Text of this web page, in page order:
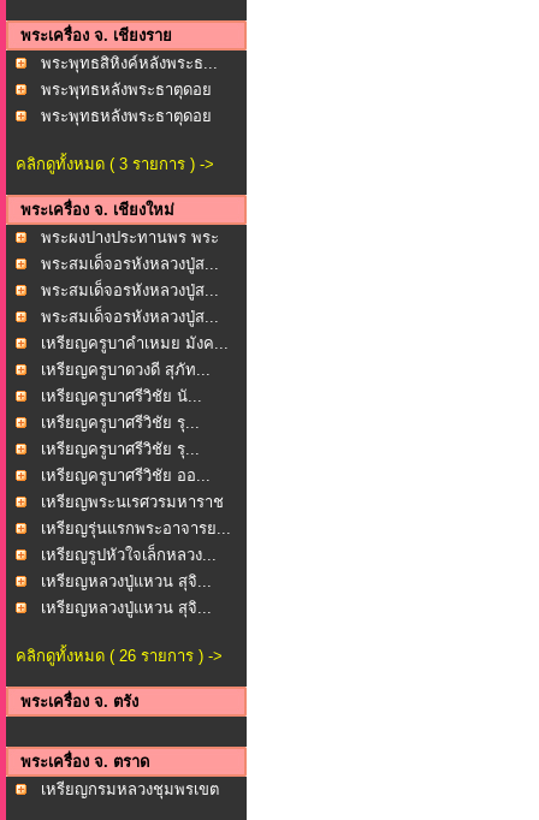
พระเครื่อง จ. เชียงราย
พระพุทธสิหิงค์หลังพระธ...
พระพุทธหลังพระธาตุดอย
ต...
พระพุทธหลังพระธาตุดอย
คลิกดูทั้งหมด ( 3 รายการ ) ->
พระเครื่อง จ. เชียงใหม่
พระผงปางประทานพร พระ
พุ...
พระสมเด็จอรหังหลวงปู่ส...
พระสมเด็จอรหังหลวงปู่ส...
พระสมเด็จอรหังหลวงปู่ส...
เหรียญครูบาคำเหมย มังค...
เหรียญครูบาดวงดี สุภัท...
เหรียญครูบาศรีวิชัย นั...
เหรียญครูบาศรีวิชัย รุ...
เหรียญครูบาศรีวิชัย รุ...
เหรียญครูบาศรีวิชัย ออ...
เหรียญพระนเรศวรมหาราช
...
เหรียญรุ่นแรกพระอาจารย...
เหรียญรูปหัวใจเล็กหลวง...
เหรียญหลวงปู่แหวน สุจิ...
เหรียญหลวงปู่แหวน สุจิ...
คลิกดูทั้งหมด ( 26 รายการ ) ->
พระเครื่อง จ. ตรัง
พระเครื่อง จ. ตราด
เหรียญกรมหลวงชุมพรเขต